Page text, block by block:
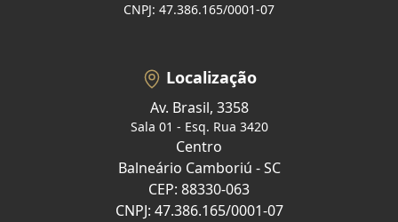
CNPJ: 47.386.165/0001-07
Localização
Av. Brasil, 3358
Sala 01 - Esq. Rua 3420
Centro
Balneário Camboriú - SC
CEP: 88330-063
CNPJ: 47.386.165/0001-07